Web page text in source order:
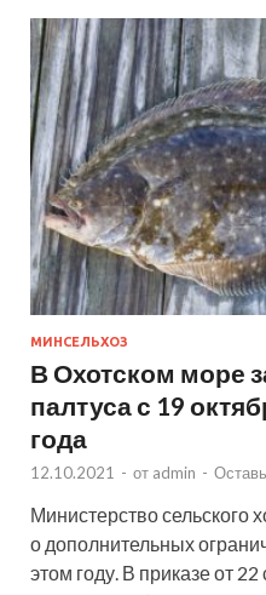
МИНСЕЛЬХОЗ
В Охотском море
палтуса с 19
года
12.10.2021 - от admin -
Министерство сельского
о дополнительных
этом году. В приказе от